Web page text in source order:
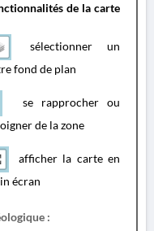
de la carte
sélectionner un
fond de plan
se rapprocher ou
de la zone
afficher la carte en
écran
: